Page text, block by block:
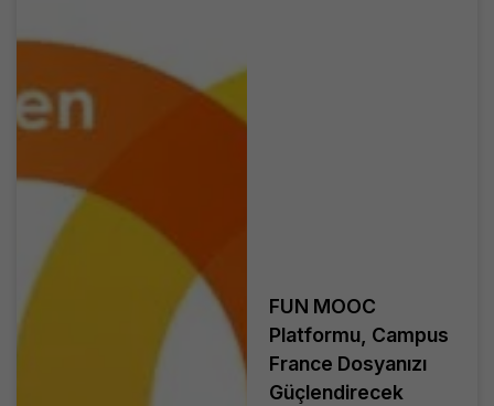
FUN MOOC
Platformu, Campus
France Dosyanızı
Güçlendirecek